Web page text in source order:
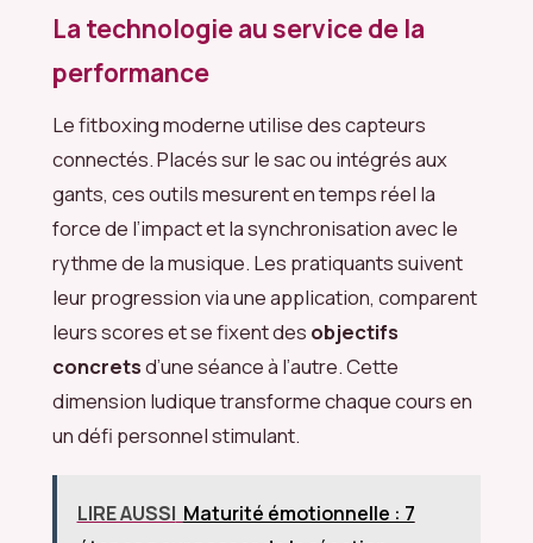
La technologie au service de la
performance
Le fitboxing moderne utilise des capteurs
connectés. Placés sur le sac ou intégrés aux
gants, ces outils mesurent en temps réel la
force de l’impact et la synchronisation avec le
rythme de la musique. Les pratiquants suivent
leur progression via une application, comparent
leurs scores et se fixent des objectifs
concretsd’une séance à l’autre. Cette
dimension ludique transforme chaque cours en
un défi personnel stimulant.
LIRE AUSSI Maturité émotionnelle : 7